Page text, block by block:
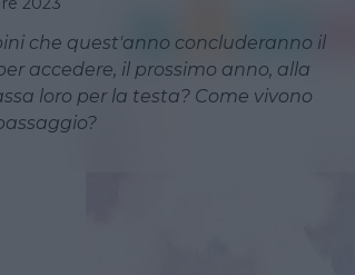
che quest'anno concluderanno il
accedere, il prossimo anno, alla
loro per la testa? Come vivono